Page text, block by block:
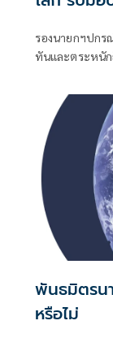
รอบสามต
รองนายกฯปกร
ทันและตระหนั
พันธมิตรน
หรือไม่